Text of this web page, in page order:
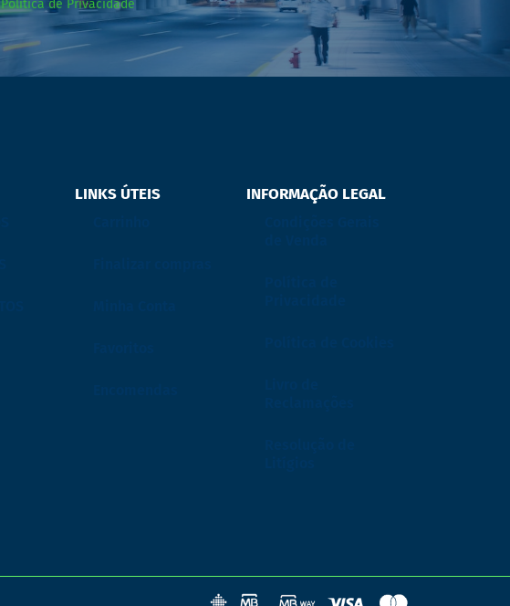
Política de Privacidade
LINKS ÚTEIS INFORMAÇÃO LEGAL